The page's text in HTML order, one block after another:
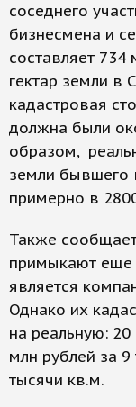
соседнего
бизнесмена и
составляет
гектар земли в
кадастровая
должна были
образом,
земли бывшего
примерно в
Также
примыкают еще
является
Однако их
на реальную:
млн рублей за
тысячи кв.м.